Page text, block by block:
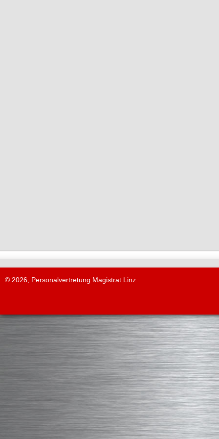
© 2026, Personalvertretung Magistrat Linz